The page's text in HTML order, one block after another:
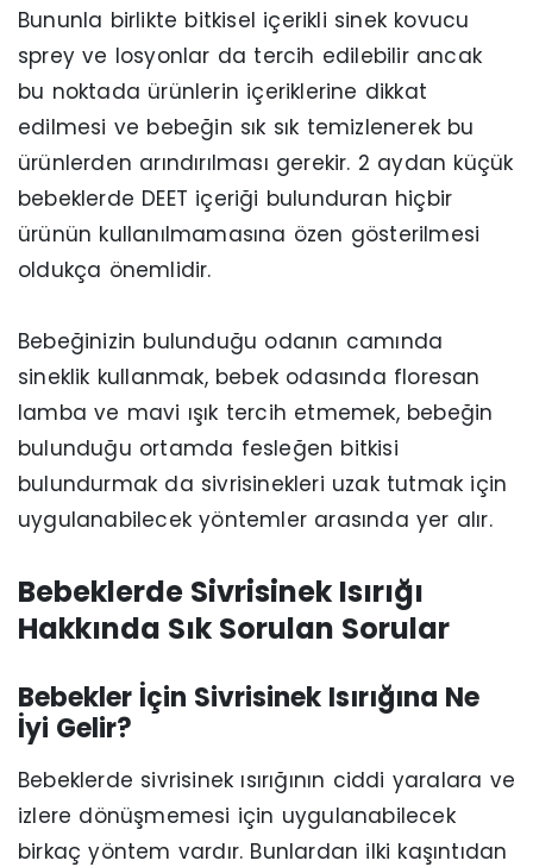
Bununla birlikte bitkisel içerikli sinek kovucu
sprey ve losyonlar da tercih edilebilir ancak
bu noktada ürünlerin içeriklerine dikkat
edilmesi ve bebeğin sık sık temizlenerek bu
ürünlerden arındırılması gerekir. 2 aydan küçük
bebeklerde DEET içeriği bulunduran hiçbir
ürünün kullanılmamasına özen gösterilmesi
oldukça önemlidir.
Bebeğinizin bulunduğu odanın camında
sineklik kullanmak, bebek odasında floresan
lamba ve mavi ışık tercih etmemek, bebeğin
bulunduğu ortamda fesleğen bitkisi
bulundurmak da sivrisinekleri uzak tutmak için
uygulanabilecek yöntemler arasında yer alır.
Bebeklerde Sivrisinek Isırığı
Hakkında Sık Sorulan Sorular
Bebekler İçin Sivrisinek Isırığına Ne
İyi Gelir?
Bebeklerde sivrisinek ısırığının ciddi yaralara ve
izlere dönüşmemesi için uygulanabilecek
birkaç yöntem vardır. Bunlardan ilki kaşıntıdan